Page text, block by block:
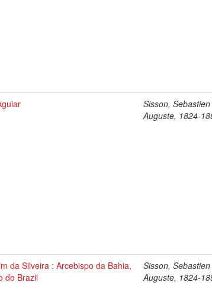
Sisson, Sebastien
Auguste, 1824-
da Silveira : Arcebispo da Bahia,
do Brazil
Sisson, Sebastien
Auguste, 1824-